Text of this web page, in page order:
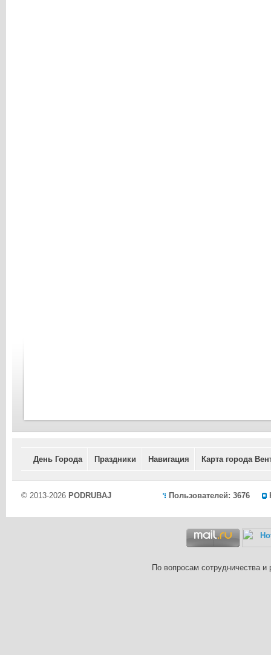
День Города Праздники Навигация Карта города
Пользователей: 3676
© 2013-2026 PODRUBAJ
По вопросам сотрудничества